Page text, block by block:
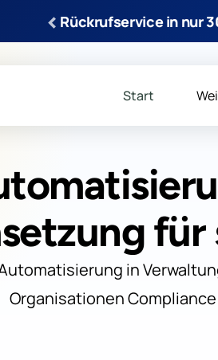
‹ Rückrufservice in nur
Start
in
Organisationen